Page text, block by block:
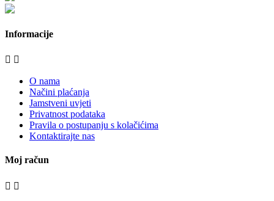
Informacije
 
O nama
Načini plaćanja
Jamstveni uvjeti
Privatnost podataka
Pravila o postupanju s kolačićima
Kontaktirajte nas
Moj račun
 